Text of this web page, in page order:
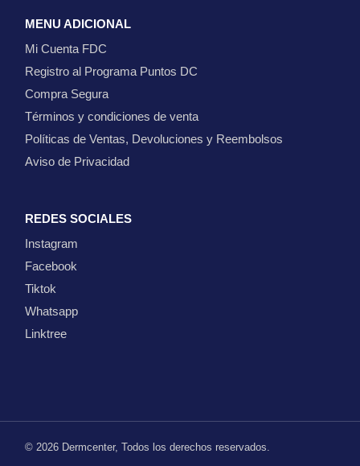
MENU ADICIONAL
Mi Cuenta FDC
Registro al Programa Puntos DC
Compra Segura
Términos y condiciones de venta
Políticas de Ventas, Devoluciones y Reembolsos
Aviso de Privacidad
REDES SOCIALES
Instagram
Facebook
Tiktok
Whatsapp
Linktree
© 2026 Dermcenter, Todos los derechos reservados.